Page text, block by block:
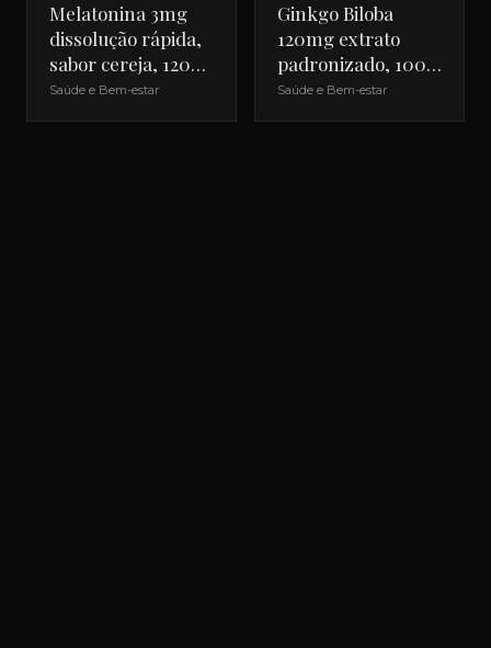
Melatonina 3mg
dissolução rápida,
sabor cereja, 120
comprimidos
Saúde e Bem-estar
Ginkgo Biloba
120mg extrato
padronizado, 100
cápsulas
Saúde e Bem-estar